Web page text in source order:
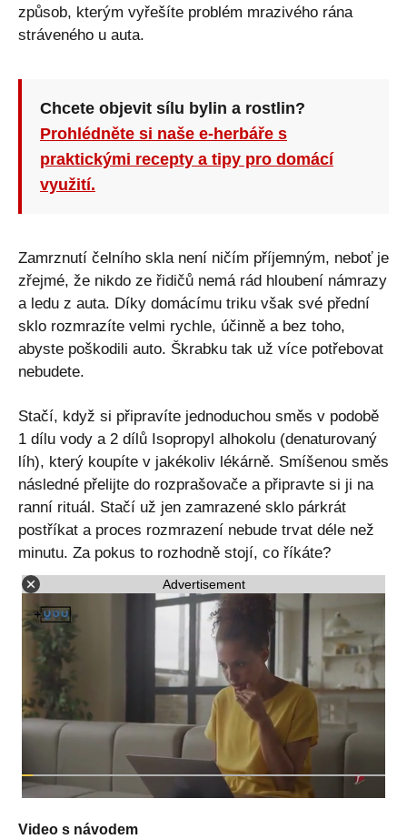
způsob, kterým vyřešíte problém mrazivého rána
stráveného u auta.
Chcete objevit sílu bylin a rostlin?
Prohlédněte si naše e-herbáře s
praktickými recepty a tipy pro domácí
využití.
Zamrznutí čelního skla není ničím příjemným, neboť je
zřejmé, že nikdo ze řidičů nemá rád hloubení námrazy
a ledu z auta. Díky domácímu triku však své přední
sklo rozmrazíte velmi rychle, účinně a bez toho,
abyste poškodili auto. Škrabku tak už více potřebovat
nebudete.
Stačí, když si připravíte jednoduchou směs v podobě
1 dílu vody a 2 dílů Isopropyl alhokolu (denaturovaný
líh), který koupíte v jakékoliv lékárně. Smíšenou směs
následné přelijte do rozprašovače a připravte si ji na
ranní rituál. Stačí už jen zamrazené sklo párkrát
postříkat a proces rozmrazení nebude trvat déle než
minutu. Za pokus to rozhodně stojí, co říkáte?
Advertisement
Video s návodem